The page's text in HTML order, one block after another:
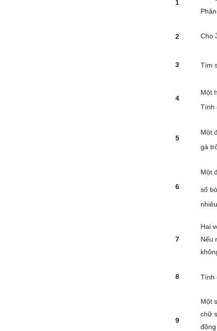
1
2 Cho
3 Tìm
4
Một
Tính
5
Một
gà
6
Một
số
7
Hai
Nếu
8 Tính
9
Một
chữ